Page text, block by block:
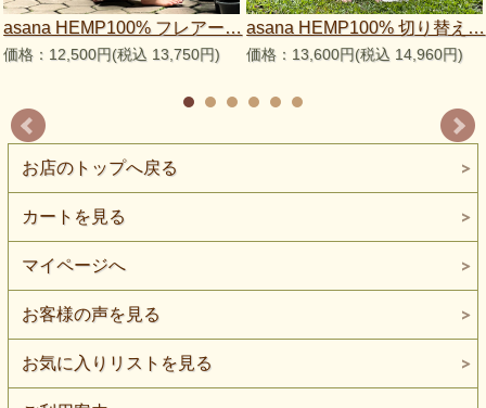
asana HEMP100% フレアー…
価格：12,500円(税込 13,750円)
asana HEMP100% 切り替え…
価格：13,600円(税込 14,960円)
お店のトップへ戻る
カートを見る
マイページへ
お客様の声を見る
お気に入りリストを見る